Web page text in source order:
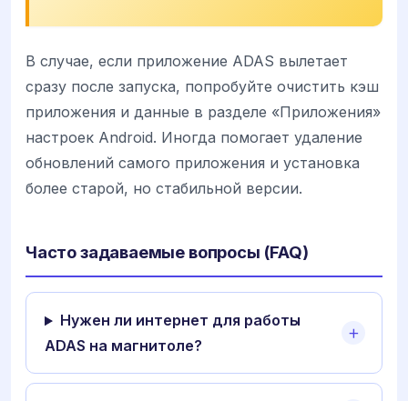
В случае, если приложение ADAS вылетает
сразу после запуска, попробуйте очистить кэш
приложения и данные в разделе «Приложения»
настроек Android. Иногда помогает удаление
обновлений самого приложения и установка
более старой, но стабильной версии.
Часто задаваемые вопросы (FAQ)
Нужен ли интернет для работы
ADAS на магнитоле?